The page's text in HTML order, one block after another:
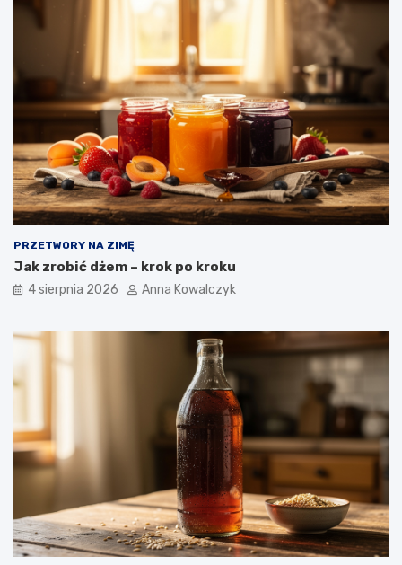
PRZETWORY NA ZIMĘ
Jak zrobić dżem – krok po kroku
4 sierpnia 2026 Anna Kowalczyk